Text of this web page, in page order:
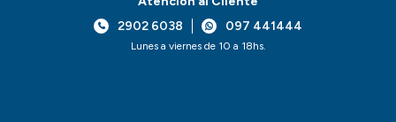
2902 6038
097 441444
Lunes a viernes de 10 a 18hs.